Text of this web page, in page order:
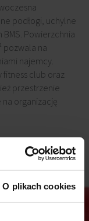
O plikach cookies
podłogi, uchylne
Powierzchnia
pozwala na
najemcy.
fitness club oraz
przestrzenie
organizację